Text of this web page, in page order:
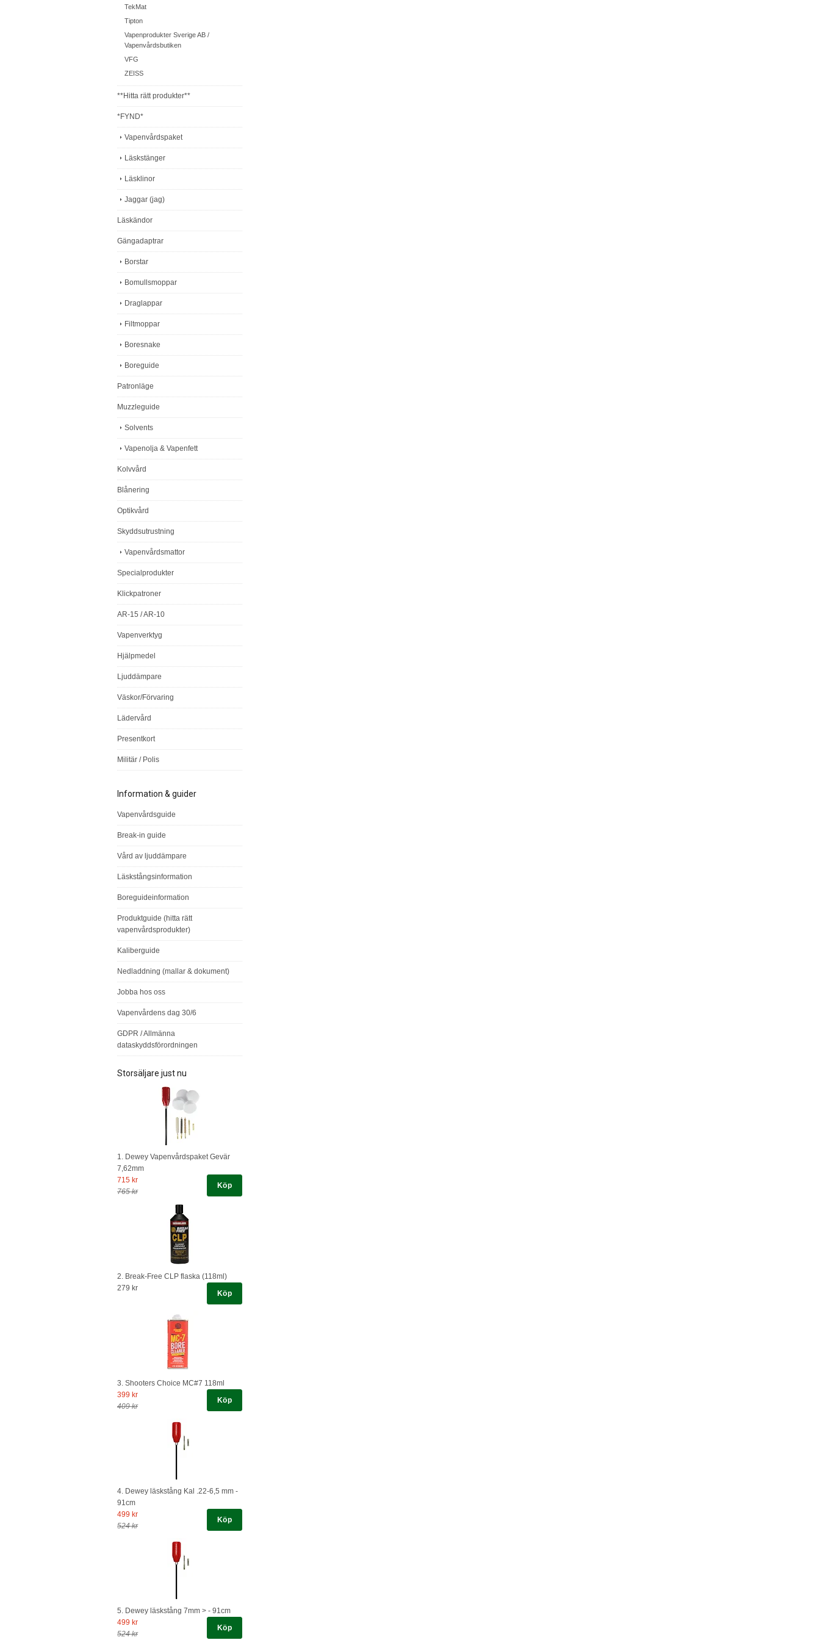
TekMat
Tipton
Vapenprodukter Sverige AB /
Vapenvårdsbutiken
VFG
ZEISS
**Hitta rätt produkter**
*FYND*
Vapenvårdspaket
Läskstänger
Läsklinor
Jaggar (jag)
Läskändor
Gängadaptrar
Borstar
Bomullsmoppar
Draglappar
Filtmoppar
Boresnake
Boreguide
Patronläge
Muzzleguide
Solvents
Vapenolja & Vapenfett
Kolvvård
Blånering
Optikvård
Skyddsutrustning
Vapenvårdsmattor
Specialprodukter
Klickpatroner
AR-15 / AR-10
Vapenverktyg
Hjälpmedel
Ljuddämpare
Väskor/Förvaring
Lädervård
Presentkort
Militär / Polis
Information & guider
Vapenvårdsguide
Break-in guide
Vård av ljuddämpare
Läskstångsinformation
Boreguideinformation
Produktguide (hitta rätt
vapenvårdsprodukter)
Kaliberguide
Nedladdning (mallar & dokument)
Jobba hos oss
Vapenvårdens dag 30/6
GDPR / Allmänna
dataskyddsförordningen
Storsäljare just nu
1. Dewey Vapenvårdspaket Gevär
7,62mm
715 kr
765 kr
Köp
2. Break-Free CLP flaska (118ml)
279 kr
Köp
3. Shooters Choice MC#7 118ml
399 kr
409 kr
Köp
4. Dewey läskstång Kal .22-6,5 mm -
91cm
499 kr
524 kr
Köp
5. Dewey läskstång 7mm > - 91cm
499 kr
524 kr
Köp